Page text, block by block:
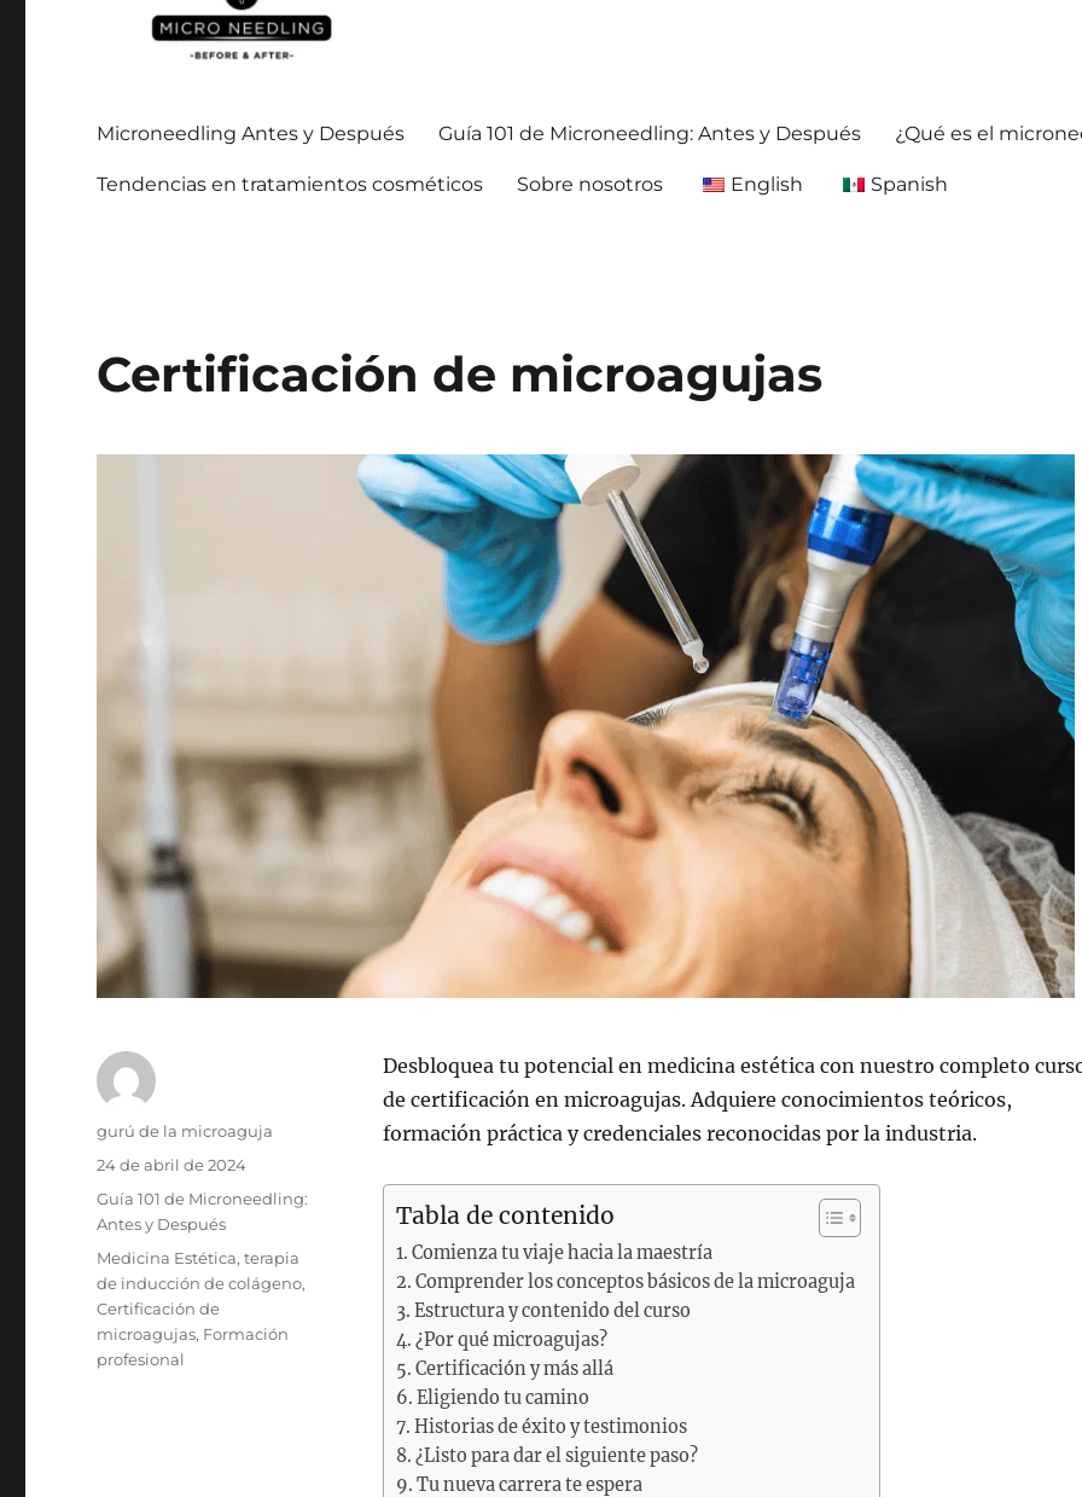
Microneedling Antes y Después Guía 101 de Microneedling: Antes y Después ¿Qué es el
Tendencias en tratamientos cosméticos Sobre nosotros English Spanish
Certificación de microagujas
Desbloquea tu potencial en medicina estética con nuestro completo
de certificación en microagujas. Adquiere conocimientos teóricos,
formación práctica y credenciales reconocidas por la industria.
Tabla de contenido
Comienza tu viaje hacia la maestría
Comprender los conceptos básicos de la microaguja
Estructura y contenido del curso
¿Por qué microagujas?
Certificación y más allá
Eligiendo tu camino
Historias de éxito y testimonios
¿Listo para dar el siguiente paso?
Tu nueva carrera te espera
Autor
gurú de la microaguja
Publicado
24 de abril de 2024
Categorías
Guía 101 de Microneedling:
Antes y Después
Etiquetas
Medicina Estética,terapia
de inducción de colágeno,
Certificación de
microagujas, Formación
profesional